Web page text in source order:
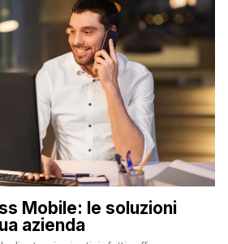
Mobile: le soluzioni
azienda